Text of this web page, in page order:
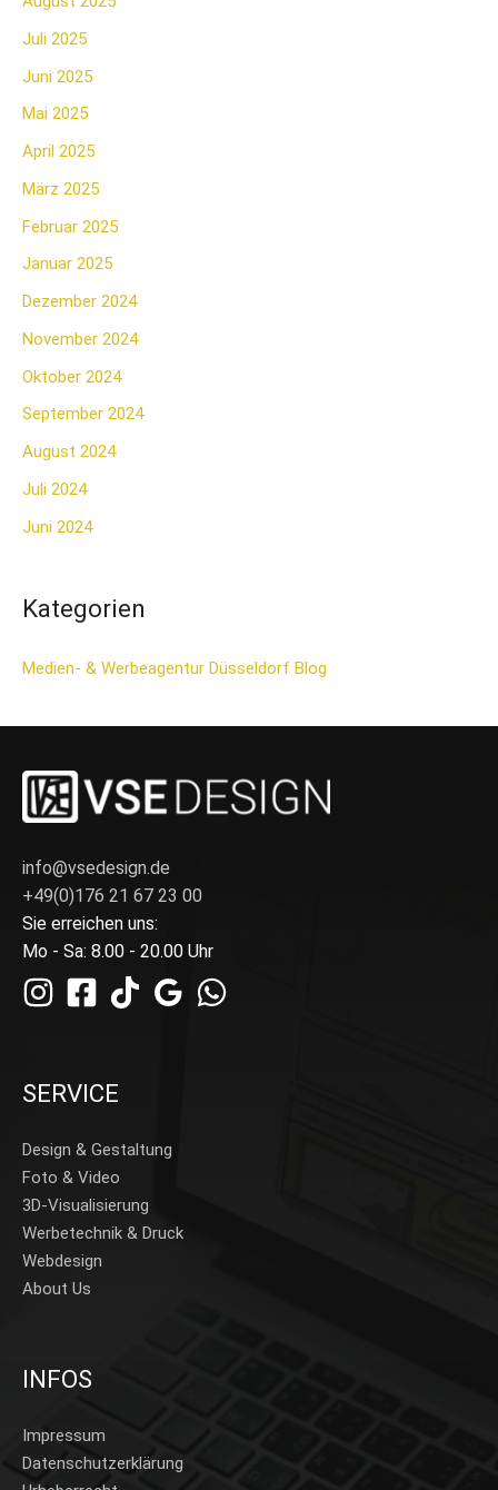
Juli 2025
Juni 2025
Mai 2025
April 2025
März 2025
Februar 2025
Januar 2025
Dezember 2024
November 2024
Oktober 2024
September 2024
August 2024
Juli 2024
Juni 2024
Kategorien
Medien- & Werbeagentur Düsseldorf Blog
info@vsedesign.de
+49(0)176 21 67 23 00
Sie erreichen uns:
Mo - Sa: 8.00 - 20.00 Uhr
SERVICE
Design & Gestaltung
Foto & Video
3D-Visualisierung
Werbetechnik & Druck
Webdesign
About Us
INFOS
Impressum
Datenschutzerklärung